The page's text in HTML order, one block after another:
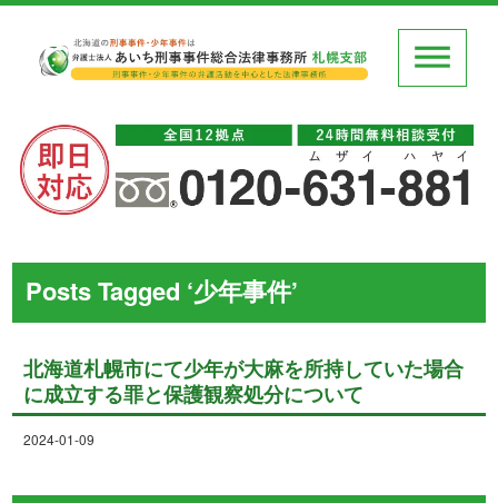
Posts Tagged ‘少年事件’
北海道札幌市にて少年が大麻を所持していた場合
に成立する罪と保護観察処分について
2024-01-09